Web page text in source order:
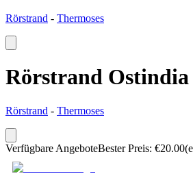
Rörstrand - Thermoses
Rörstrand
Rörstrand - Thermoses
Verfügbare AngeboteBester Preis: €20.00